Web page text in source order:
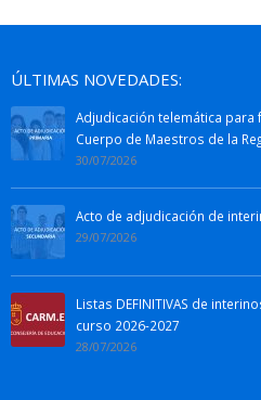
ÚLTIMAS NOVEDADES:
Adjudicación telemática
Cuerpo de Maestros de la
30/07/2026
Acto de adjudicación de
29/07/2026
Listas DEFINITIVAS de
curso 2026-2027
28/07/2026